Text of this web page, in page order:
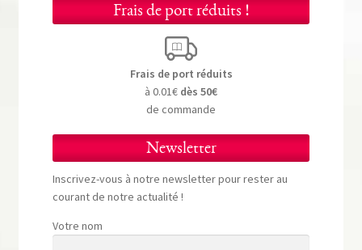
Frais de port réduits !
Frais de port réduits
à 0.01€ dès 50€
de commande
Newsletter
Inscrivez-vous à notre newsletter pour rester au
courant de notre actualité !
Votre nom